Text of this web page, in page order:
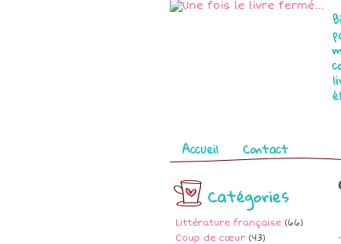
Pages
Accueil Contact
Catégories
Littérature française (66)
Coup de cœur (43)